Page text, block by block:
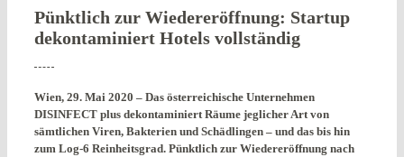
Pünktlich zur Wiedereröffnung: Startup
dekontaminiert Hotels vollständig
Wien, 29. Mai 2020 – Das österreichische Unternehmen
DISINFECT plus dekontaminiert Räume jeglicher Art von
sämtlichen Viren, Bakterien und Schädlingen – und das bis hin
zum Log-6 Reinheitsgrad. Pünktlich zur Wiedereröffnung nach